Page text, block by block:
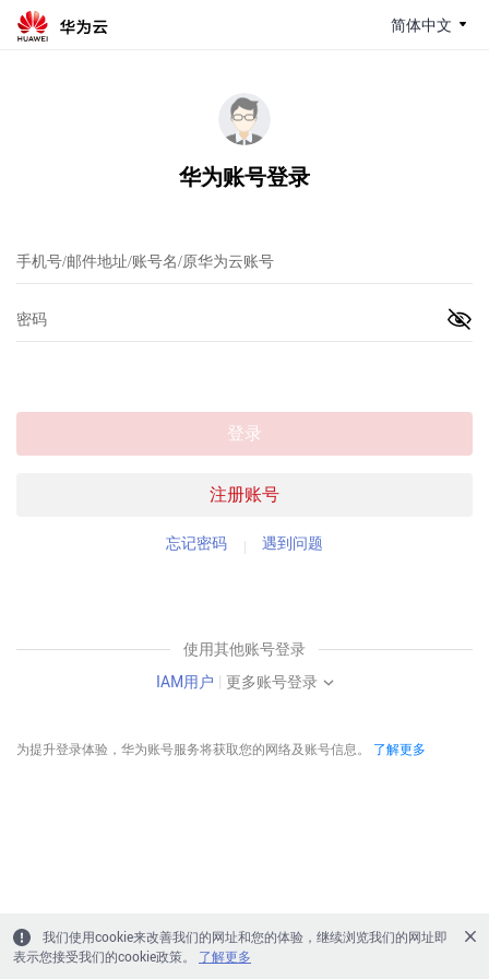
简体中文
华为账号登录
注册账号
登录
忘记密码 遇到问题
使用其他账号登录
IAM用户 | 更多账号登录
为提升登录体验，华为账号服务将获取您的网络及账号信息。 了解更多
我们使用cookie来改善我们的网址和您的体验，继续浏览我们的网址即
表示您接受我们的cookie政策。
了解更多